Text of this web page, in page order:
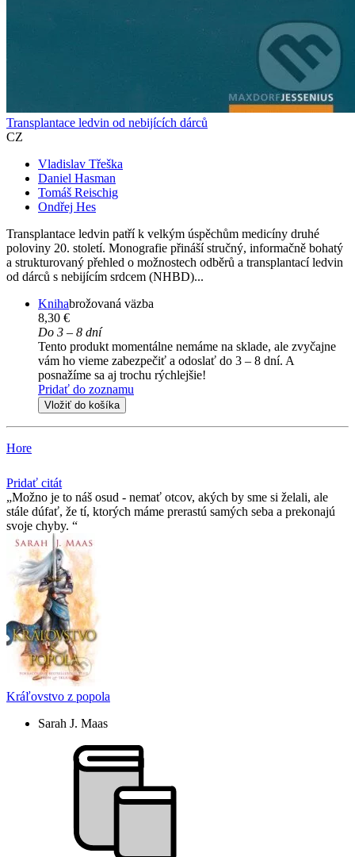
Transplantace ledvin od nebijících dárců
CZ
Vladislav Třeška
Daniel Hasman
Tomáš Reischig
Ondřej Hes
Transplantace ledvin patří k velkým úspěchům medicíny druhé
poloviny 20. století. Monografie přináší stručný, informačně bohatý
a strukturovaný přehled o možnostech odběrů a transplantací ledvin
od dárců s nebijícím srdcem (NHBD)...
Knihabrožovaná väzba
8,30 €
Do 3 – 8 dní
Tento produkt momentálne nemáme na sklade, ale zvyčajne
vám ho vieme zabezpečiť a odoslať do 3 – 8 dní. A
posnažíme sa aj trochu rýchlejšie!
Pridať do zoznamu
Vložiť do košíka
Hore
Pridať citát
Možno je to náš osud - nemať otcov, akých by sme si želali, ale
stále dúfať, že tí­, ktorých máme prerastú samých seba a prekonajú
svoje chyby.
Kráľovstvo z popola
Sarah J. Maas